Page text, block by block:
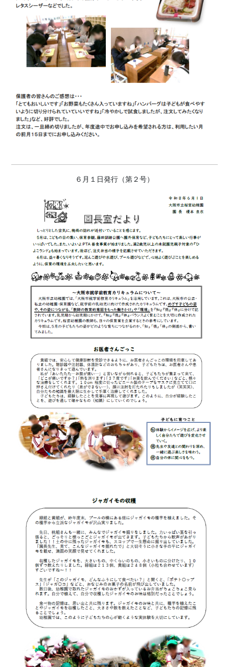
６月１日発行（第２号）